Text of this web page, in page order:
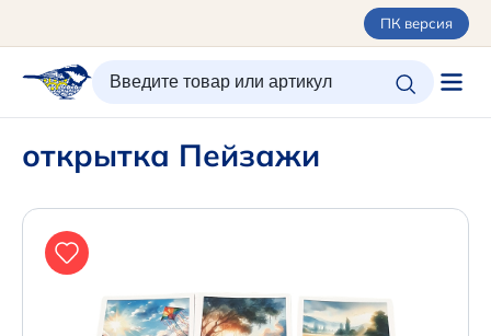
ПК версия
ИЗБРАННОЕ ВХОД/РЕГИСТРАЦИЯ КОРЗИНА
Орнаменты
О керамике
Оплата и доставка
Контакты
Подарочные карты
открытка Пейзажи